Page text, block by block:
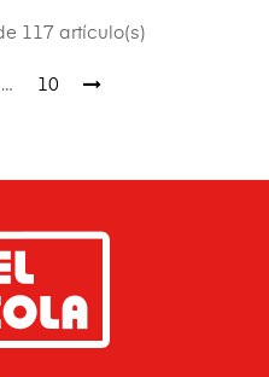
117 artículo(s)
… 10